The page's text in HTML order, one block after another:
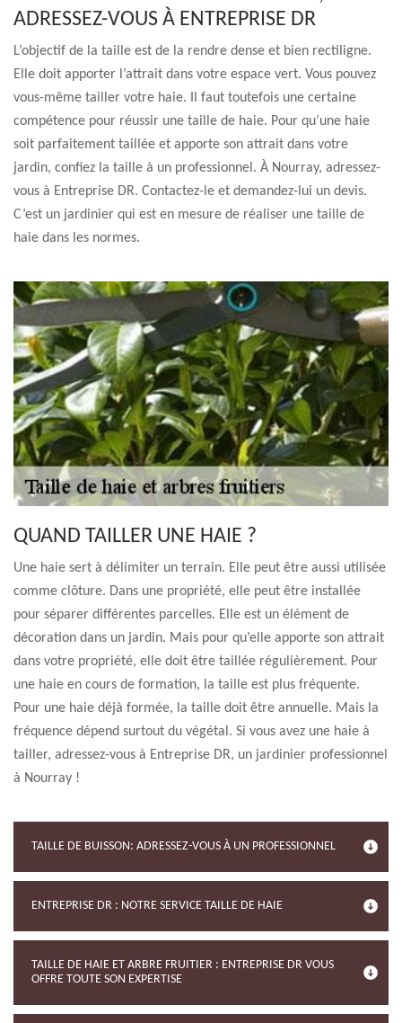
ADRESSEZ-VOUS À ENTREPRISE DR
L’objectif de la taille est de la rendre dense et bien rectiligne.
Elle doit apporter l’attrait dans votre espace vert. Vous pouvez
vous-même tailler votre haie. Il faut toutefois une certaine
compétence pour réussir une taille de haie. Pour qu’une haie
soit parfaitement taillée et apporte son attrait dans votre
jardin, confiez la taille à un professionnel. À Nourray, adressez-
vous à Entreprise DR. Contactez-le et demandez-lui un devis.
C’est un jardinier qui est en mesure de réaliser une taille de
haie dans les normes.
QUAND TAILLER UNE HAIE ?
Une haie sert à délimiter un terrain. Elle peut être aussi utilisée
comme clôture. Dans une propriété, elle peut être installée
pour séparer différentes parcelles. Elle est un élément de
décoration dans un jardin. Mais pour qu’elle apporte son attrait
dans votre propriété, elle doit être taillée régulièrement. Pour
une haie en cours de formation, la taille est plus fréquente.
Pour une haie déjà formée, la taille doit être annuelle. Mais la
fréquence dépend surtout du végétal. Si vous avez une haie à
tailler, adressez-vous à Entreprise DR, un jardinier professionnel
à Nourray !
TAILLE DE BUISSON: ADRESSEZ-VOUS À UN PROFESSIONNEL
ENTREPRISE DR : NOTRE SERVICE TAILLE DE HAIE
TAILLE DE HAIE ET ARBRE FRUITIER : ENTREPRISE DR VOUS
OFFRE TOUTE SON EXPERTISE